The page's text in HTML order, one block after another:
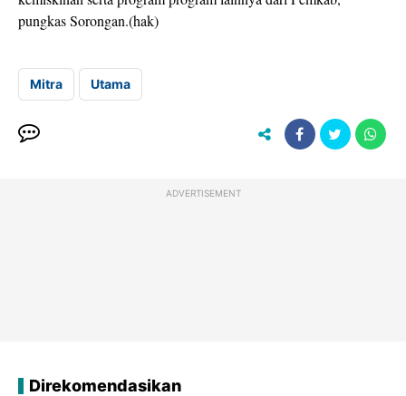
pungkas Sorongan.(hak)
Mitra Utama
ADVERTISEMENT
Direkomendasikan